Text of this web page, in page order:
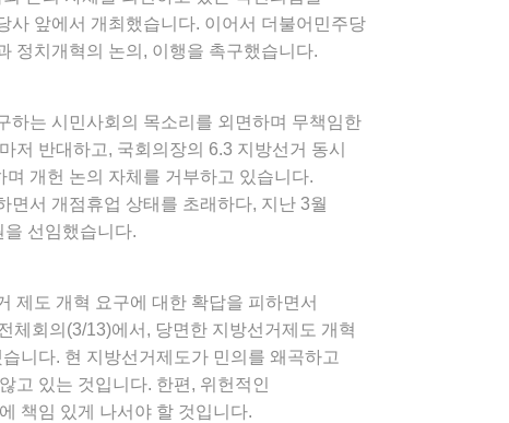
사 앞에서 개최했습니다. 이어서 더불어민주당
정치개혁의 논의, 이행을 촉구했습니다.
하는 시민사회의 목소리를 외면하며 무책임한
저 반대하고, 국회의장의 6.3 지방선거 동시
며 개헌 논의 자체를 거부하고 있습니다.
면서 개점휴업 상태를 초래하다, 지난 3월
선임했습니다.
제도 개혁 요구에 대한 확답을 피하면서
체회의(3/13)에서, 당면한 지방선거제도 개혁
니다. 현 지방선거제도가 민의를 왜곡하고
고 있는 것입니다. 한편, 위헌적인
책임 있게 나서야 할 것입니다.